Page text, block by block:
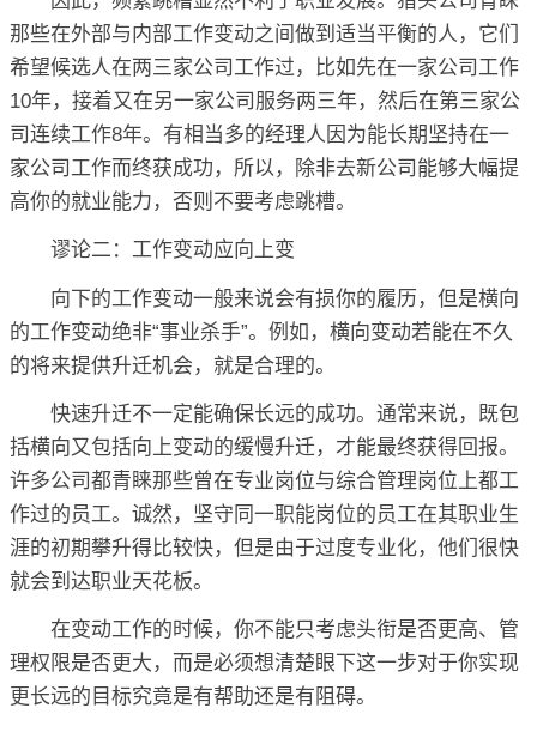
那些在外部与内部工作变动之间做到适当平衡的人，它们
希望候选人在两三家公司工作过，比如先在一家公司工作
10年，接着又在另一家公司服务两三年，然后在第三家公
司连续工作8年。有相当多的经理人因为能长期坚持在一
家公司工作而终获成功，所以，除非去新公司能够大幅提
高你的就业能力，否则不要考虑跳槽。
谬论二：工作变动应向上变
向下的工作变动一般来说会有损你的履历，但是横向
的工作变动绝非“事业杀手”。例如，横向变动若能在不久
的将来提供升迁机会，就是合理的。
快速升迁不一定能确保长远的成功。通常来说，既包
括横向又包括向上变动的缓慢升迁，才能最终获得回报。
许多公司都青睐那些曾在专业岗位与综合管理岗位上都工
作过的员工。诚然，坚守同一职能岗位的员工在其职业生
涯的初期攀升得比较快，但是由于过度专业化，他们很快
就会到达职业天花板。
在变动工作的时候，你不能只考虑头衔是否更高、管
理权限是否更大，而是必须想清楚眼下这一步对于你实现
更长远的目标究竟是有帮助还是有阻碍。